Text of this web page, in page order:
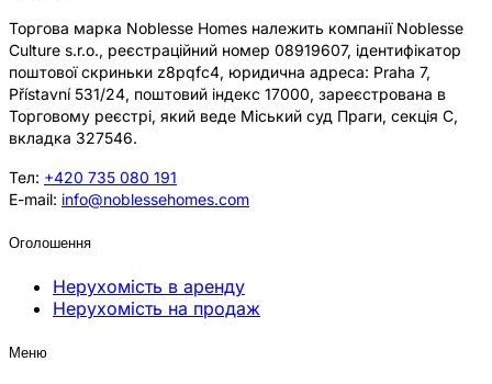
Торгова марка Noblesse Homes належить компанії Noblesse
Culture s.r.o., реєстраційний номер 08919607, ідентифікатор
поштової скриньки z8pqfc4, юридична адреса: Praha 7,
Přístavní 531/24, поштовий індекс 17000, зареєстрована в
Торговому реєстрі, який веде Міський суд Праги, секція C,
вкладка 327546.
Тел: +420 735 080 191
E-mail: info@noblessehomes.com
Оголошення
Нерухомість в аренду
Нерухомість на продаж
Меню